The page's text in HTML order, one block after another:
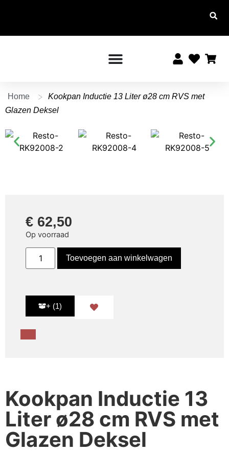
Voor
Altijd
Altijd
Home >
Kookpan Inductie 13 Liter ø28 cm RVS met
Glazen Deksel
Kookpan Inductie 13
Liter ø28 cm RVS met
Glazen Deksel
€ 62,50
Op voorraad
Toevoegen aan winkelwagen
+ (1)